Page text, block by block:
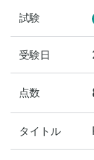
試験
受験日
点数
タイトル